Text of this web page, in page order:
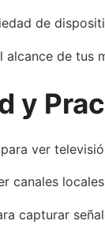
de
de tus
y
ver
capturar